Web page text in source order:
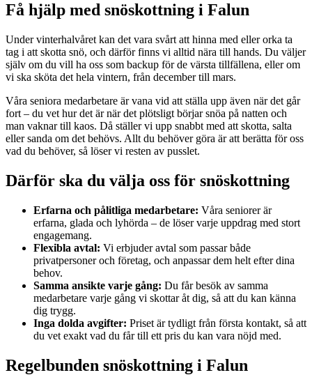
Få hjälp med snöskottning i Falun
Under vinterhalvåret kan det vara svårt att hinna med eller orka ta
tag i att skotta snö, och därför finns vi alltid nära till hands. Du väljer
själv om du vill ha oss som backup för de värsta tillfällena, eller om
vi ska sköta det hela vintern, från december till mars.
Våra seniora medarbetare är vana vid att ställa upp även när det går
fort – du vet hur det är när det plötsligt börjar snöa på natten och
man vaknar till kaos. Då ställer vi upp snabbt med att skotta, salta
eller sanda om det behövs. Allt du behöver göra är att berätta för oss
vad du behöver, så löser vi resten av pusslet.
Därför ska du välja oss för snöskottning
Erfarna och pålitliga medarbetare: Våra seniorer är
erfarna, glada och lyhörda – de löser varje uppdrag med stort
engagemang.
Flexibla avtal: Vi erbjuder avtal som passar både
privatpersoner och företag, och anpassar dem helt efter dina
behov.
Samma ansikte varje gång: Du får besök av samma
medarbetare varje gång vi skottar åt dig, så att du kan känna
dig trygg.
Inga dolda avgifter: Priset är tydligt från första kontakt, så att
du vet exakt vad du får till ett pris du kan vara nöjd med.
Regelbunden snöskottning i Falun